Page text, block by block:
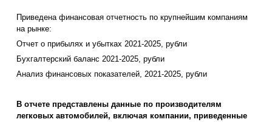
Приведена финансовая отчетность по крупнейшим компаниям
на рынке:
Отчет о прибылях и убытках 2021-2025, рубли
Бухгалтерский баланс 2021-2025, рубли
Анализ финансовых показателей, 2021-2025, рубли
В отчете представлены данные по производителям
легковых автомобилей, включая компании, приведенные